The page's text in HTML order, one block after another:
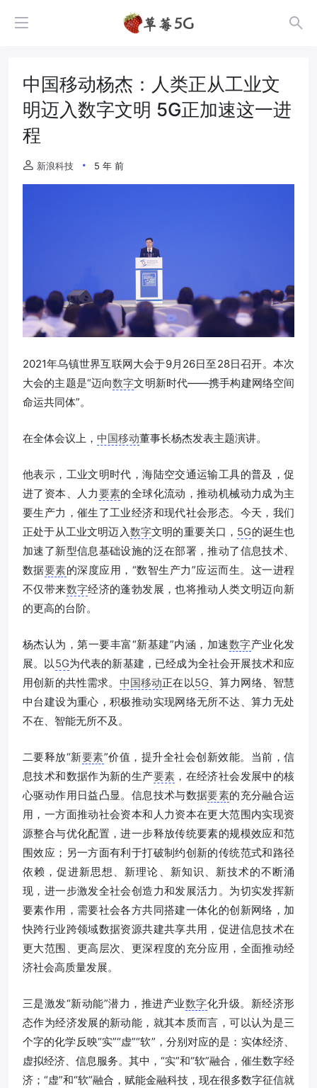
中国移动杨杰：人类正从工业文
明迈入数字文明 5G正加速这一进
程
新浪科技 5 年 前
2021年乌镇世界互联网大会于9月26日至28日召开。本次
大会的主题是“迈向数字文明新时代——携手构建网络空间
命运共同体”。
在全体会议上， 中国移动董事长杨杰发表主题演讲。
他表示，工业文明时代，海陆空交通运输工具的普及，促
进了资本、人力要素的全球化流动，推动机械动力成为主
要生产力，催生了工业经济和现代社会形态。今天，我们
正处于从工业文明迈入数字文明的重要关口， 5G的诞生也
加速了新型信息基础设施的泛在部署，推动了信息技术、
数据要素的深度应用，“数智生产力”应运而生。这一进程
不仅带来数字经济的蓬勃发展，也将推动人类文明迈向新
的更高的台阶。
杨杰认为，第一要丰富“新基建”内涵，加速数字产业化发
展。以5G为代表的新基建，已经成为全社会开展技术和应
用创新的共性需求。 中国移动正在以5G、算力网络、智慧
中台建设为重心，积极推动实现网络无所不达、算力无处
不在、智能无所不及。
二要释放“新要素”价值，提升全社会创新效能。当前，信
息技术和数据作为新的生产要素 ，在经济社会发展中的核
心驱动作用日益凸显。信息技术与数据要素的充分融合运
用，一方面推动社会资本和人力资本在更大范围内实现资
源整合与优化配置，进一步释放传统要素的规模效应和范
围效应；另一方面有利于打破制约创新的传统范式和路径
依赖，促进新思想、新理论、新知识、新技术的不断涌
现，进一步激发全社会创造力和发展活力。为切实发挥新
要素作用，需要社会各方共同搭建一体化的创新网络，加
快跨行业跨领域数据资源共建共享共用，促进信息技术在
更大范围、更高层次、更深程度的充分应用，全面推动经
济社会高质量发展。
三是激发“新动能”潜力，推进产业数字化升级。新经济形
态作为经济发展的新动能，就其本质而言，可以认为是三
个字的化学反映“实”“虚”“软”，分别对应的是：实体经济、
虚拟经济、信息服务。其中，“实”和“软”融合，催生数字经
济；“虚”和“软”融合，赋能金融科技，现在很多数字征信就